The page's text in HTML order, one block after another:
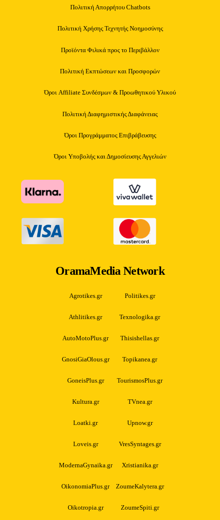
Πολιτική Απορρήτου Chatbots
Πολιτική Χρήσης Τεχνητής Νοημοσύνης
Προϊόντα Φιλικά προς το Περιβάλλον
Πολιτική Εκπτώσεων και Προσφορών
Όροι Affiliate Συνδέσμων & Προωθητικού Υλικού
Πολιτική Διαφημιστικής Διαφάνειας
Όροι Προγράμματος Επιβράβευσης
Όροι Υποβολής και Δημοσίευσης Αγγελιών
OramaMedia Network
Agrotikes.gr Politikes.gr
Athlitikes.gr Texnologika.gr
AutoMotoPlus.gr Thisishellas.gr
GnosiGiaOlous.gr Topikanea.gr
GoneisPlus.gr TourismosPlus.gr
Kultura.gr TVnea.gr
Loatki.gr Upnow.gr
Loveis.gr VresSyntages.gr
ModernaGynaika.gr Xristianika.gr
OikonomiaPlus.gr ZoumeKalytera.gr
Oikotropia.gr ZoumeSpiti.gr